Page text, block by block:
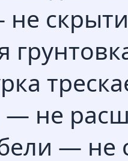
— не
— не